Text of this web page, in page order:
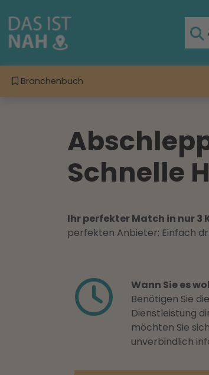
Branchenbuch
Schnelle
Ihr perfekter Match in nur 3
perfekten Anbieter: Einfach
Wann Sie es
Benötigen Sie die
Dienstleistung
möchten Sie
unverbindlich